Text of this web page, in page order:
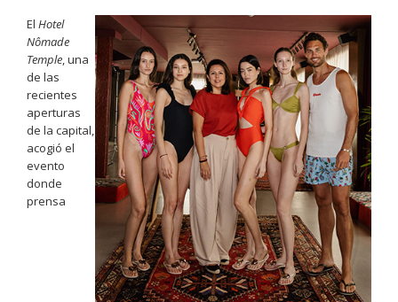
El Hotel
Nômade
Temple , una
de las
recientes
aperturas
de la capital,
acogió el
evento
donde
prensa